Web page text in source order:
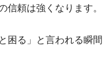
信頼は強くなります。
困る」と言われる瞬間